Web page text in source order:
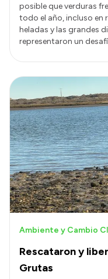
posible que verduras
todo el año, incluso en
heladas y las grandes
representaron un
Rescataron y
Grutas
Ambiente y Cambio